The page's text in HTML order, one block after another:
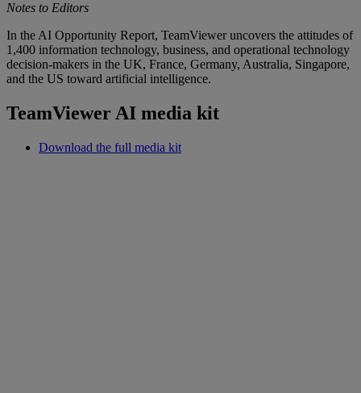
Notes to Editors
In the AI Opportunity Report, TeamViewer uncovers the attitudes of
1,400 information technology, business, and operational technology
decision-makers in the UK, France, Germany, Australia, Singapore,
and the US toward artificial intelligence.
TeamViewer AI media kit
Download the full media kit